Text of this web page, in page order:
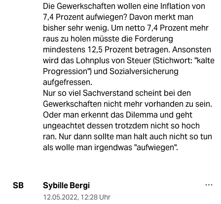
Die Gewerkschaften wollen eine Inflation von
7,4 Prozent aufwiegen? Davon merkt man
bisher sehr wenig. Um netto 7,4 Prozent mehr
raus zu holen müsste die Forderung
mindestens 12,5 Prozent betragen. Ansonsten
wird das Lohnplus von Steuer (Stichwort: "kalte
Progression") und Sozialversicherung
aufgefressen.
Nur so viel Sachverstand scheint bei den
Gewerkschaften nicht mehr vorhanden zu sein.
Oder man erkennt das Dilemma und geht
ungeachtet dessen trotzdem nicht so hoch
ran. Nur dann sollte man halt auch nicht so tun
als wolle man irgendwas "aufwiegen".
SB Sybille Bergi
12.05.2022, 12:28 Uhr